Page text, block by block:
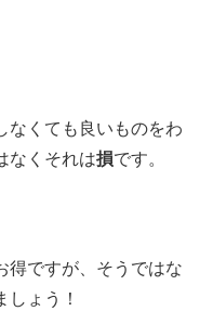
なくても良いものをわ
なくそれは損です。
得ですが、そうではな
ょう！